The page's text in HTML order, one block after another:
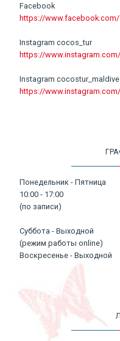
Facebook
https://
Instagram cocos_tur
https://
Instagram
https://
Понедельник - Пятница
10:00 - 17:00
(по записи)
Суббота - Выходной
(режим работы online)
Воскресенье - Выходной